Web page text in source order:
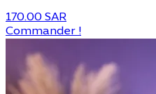
170.00 SAR
Commander !